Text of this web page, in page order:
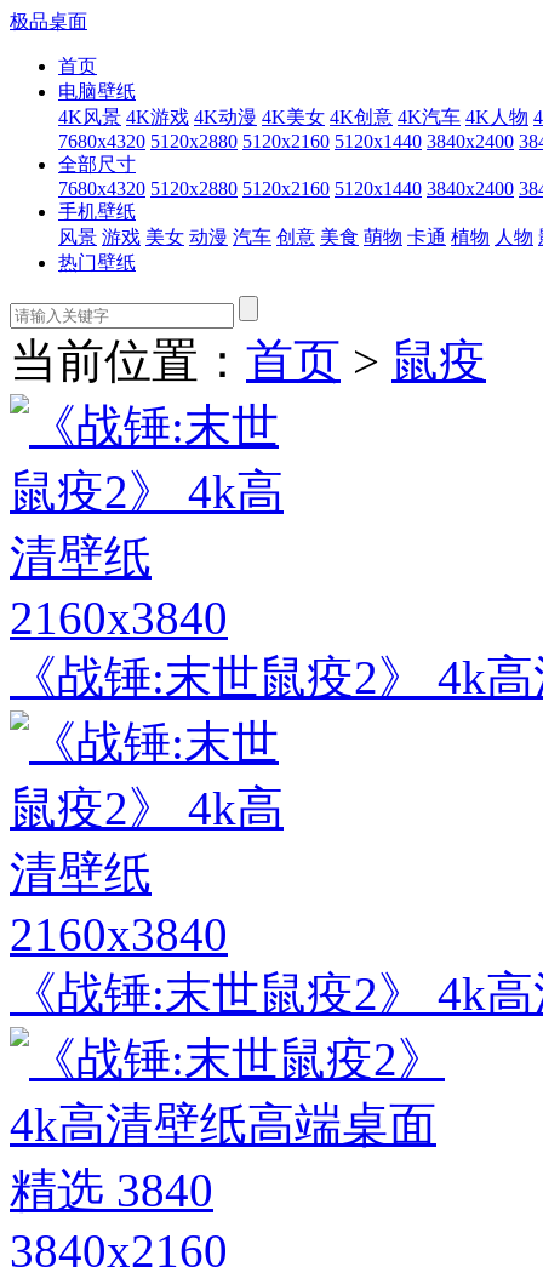
极品桌面
首页
电脑壁纸
4K风景 4K游戏 4K动漫 4K美女 4K创意 4K汽车 4K人物
7680x4320 5120x2880 5120x2160 5120x1440 3840x2400
全部尺寸
7680x4320 5120x2880 5120x2160 5120x1440 3840x2400
手机壁纸
风景 游戏 美女 动漫 汽车 创意 美食 萌物 卡通 植物 人物
热门壁纸
当前位置： 首页 > 鼠疫
2160x3840
《战锤:末世鼠疫2》 4k
2160x3840
《战锤:末世鼠疫2》 4k
3840x2160